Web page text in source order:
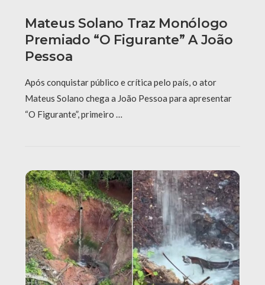
Mateus Solano Traz Monólogo
Premiado “O Figurante” A João
Pessoa
Após conquistar público e crítica pelo país, o ator
Mateus Solano chega a João Pessoa para apresentar
“O Figurante”, primeiro …